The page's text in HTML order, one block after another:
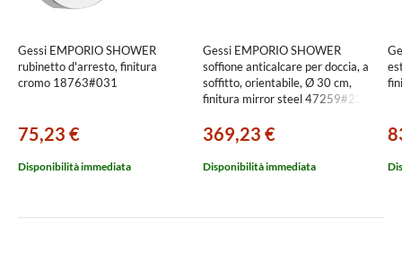
Gessi EMPORIO SHOWER
rubinetto d'arresto, finitura
cromo 18763#031
75,23 €
Disponibilità immediata
Gessi EMPORIO SHOWER
soffione anticalcare per doccia, a
soffitto, orientabile, Ø 30 cm,
finitura mirror steel 47259#238
369,23 €
Disponibilità immediata